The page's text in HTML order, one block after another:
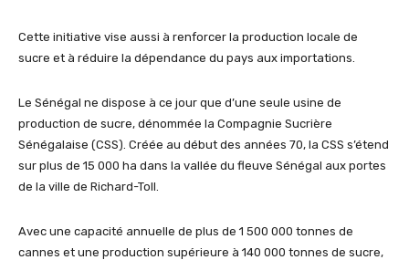
Cette initiative vise aussi à renforcer la production locale de
sucre et à réduire la dépendance du pays aux importations.
Le Sénégal ne dispose à ce jour que d’une seule usine de
production de sucre, dénommée la Compagnie Sucrière
Sénégalaise (CSS). Créée au début des années 70, la CSS s’étend
sur plus de 15 000 ha dans la vallée du fleuve Sénégal aux portes
de la ville de Richard-Toll.
Avec une capacité annuelle de plus de 1 500 000 tonnes de
cannes et une production supérieure à 140 000 tonnes de sucre,